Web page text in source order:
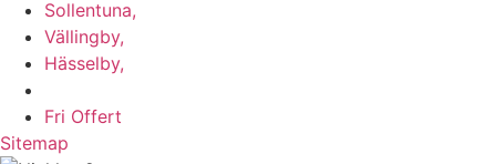
Sollentuna,
Vällingby,
Hässelby,
Fri Offert
Sitemap